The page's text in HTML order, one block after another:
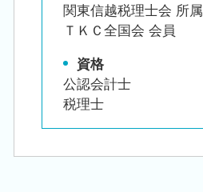
関東信越税理士会 所属
ＴＫＣ全国会 会員
資格
公認会計士
税理士